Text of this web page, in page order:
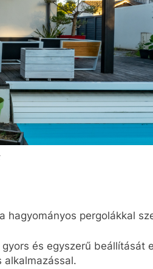
hagyományos pergolákkal
és egyszerű beállítását
alkalmazással.